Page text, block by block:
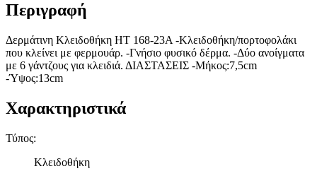
Περιγραφή
Δερμάτινη Κλειδοθήκη HT 168-23A -Κλειδοθήκη/πορτοφολάκι
που κλείνει με φερμουάρ. -Γνήσιο φυσικό δέρμα. -Δύο ανοίγματα
με 6 γάντζους για κλειδιά. ΔΙΑΣΤΑΣΕΙΣ -Μήκος:7,5cm
-Ύψος:13cm
Χαρακτηριστικά
Τύπος:
Κλειδοθήκη